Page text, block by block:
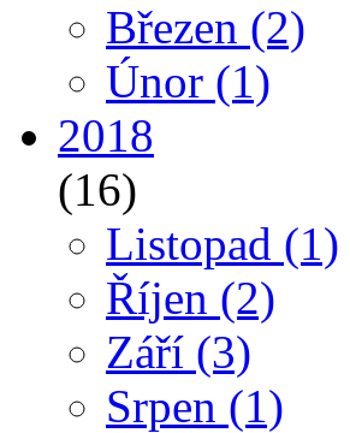
Březen (2)
Únor (1)
2018
(16)
Listopad (1)
Říjen (2)
Září (3)
Srpen (1)